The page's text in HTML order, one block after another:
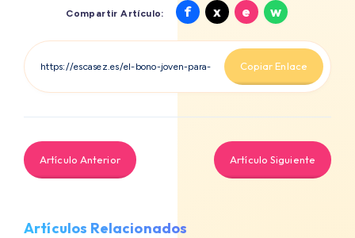
Compartir Artículo: fCompartir
Facebook
xCompartir
X
e Compartir
wCompartir
Whatsapp
Copiar Enlace
Artículo Anterior Artículo Siguiente
Artículos Relacionados